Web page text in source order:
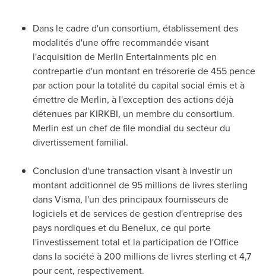
Dans le cadre d'un consortium, établissement des
modalités d'une offre recommandée visant
l'acquisition de Merlin Entertainments plc en
contrepartie d'un montant en trésorerie de455 pence
par action pour la totalité du capital social émis et à
émettre de Merlin, à l'exception des actions déjà
détenues par KIRKBI, un membre du consortium.
Merlin est un chef de file mondial du secteur du
divertissement familial.
Conclusion d'une transaction visant à investir un
montant additionnel de 95 millions de livres sterling
dans Visma, l'un des principaux fournisseurs de
logiciels et de services de gestion d'entreprise des
pays nordiques et du Benelux, ce qui porte
l'investissement total et la participation de l'Office
dans la société à 200 millions de livres sterling et 4,7
pour cent, respectivement.